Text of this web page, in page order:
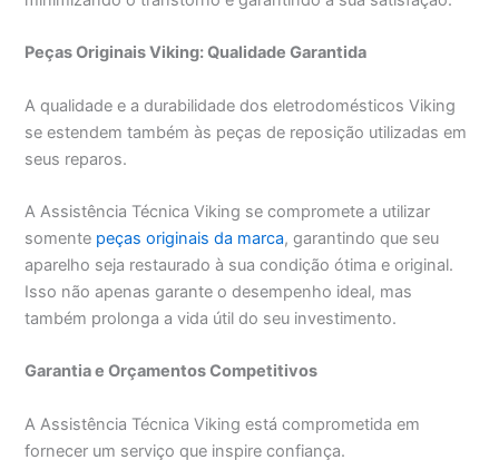
Peças Originais Viking: Qualidade Garantida
A qualidade e a durabilidade dos eletrodomésticos Viking
se estendem também às peças de reposição utilizadas em
seus reparos.
A Assistência Técnica Viking se compromete a utilizar
somente peças originais da marca, garantindo que seu
aparelho seja restaurado à sua condição ótima e original.
Isso não apenas garante o desempenho ideal, mas
também prolonga a vida útil do seu investimento.
Garantia e Orçamentos Competitivos
A Assistência Técnica Viking está comprometida em
fornecer um serviço que inspire confiança.